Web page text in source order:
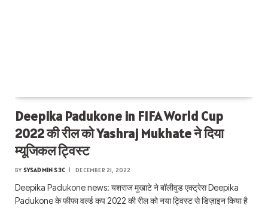
Deepika Padukone in FIFA World Cup
2022 की रील को Yashraj Mukhate ने दिया
म्यूजिकल ट्विस्ट
BY SYSADMIN S3C DECEMBER 21, 2022
Deepika Padukone news: यशराज मुखाटे ने बॉलीवुड एक्ट्रेस Deepika
Padukone के फीफा वर्ल्ड कप 2022 की रील को नया ट्विस्ट से डिज़ाइन किया है